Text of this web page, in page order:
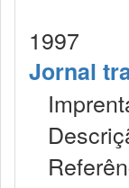
1997
Jornal